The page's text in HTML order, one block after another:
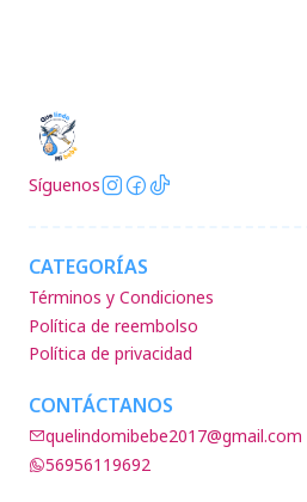
Síguenos
CATEGORÍAS
Términos y Condiciones
Política de reembolso
Política de privacidad
CONTÁCTANOS
quelindomibebe2017@gmail.com
56956119692